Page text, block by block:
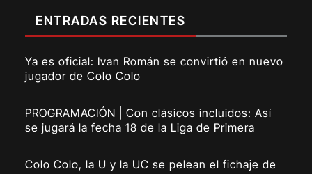
ENTRADAS RECIENTES
Ya es oficial: Ivan Román se convirtió en nuevo
jugador de Colo Colo
PROGRAMACIÓN | Con clásicos incluidos: Así
se jugará la fecha 18 de la Liga de Primera
Colo Colo, la U y la UC se pelean el fichaje de